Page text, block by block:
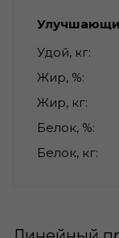
Удой, кг
Жир, %
Жир, кг
Белок, %
Белок, кг